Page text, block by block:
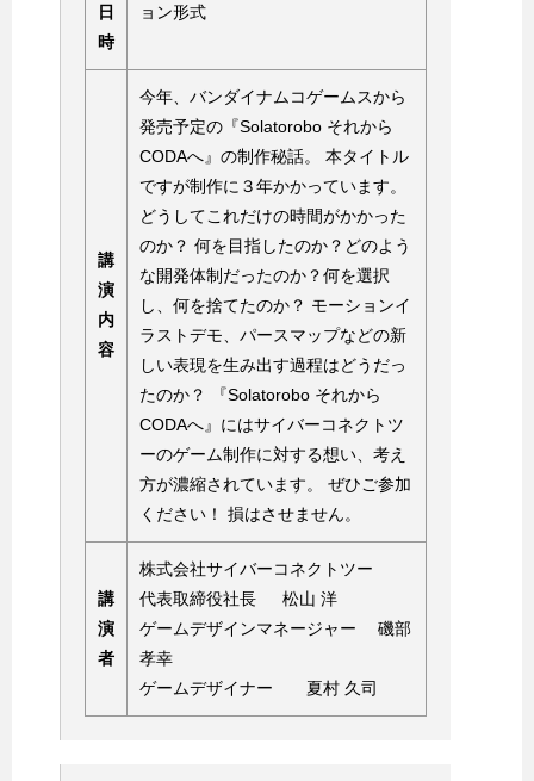
日
時
ョン形式
講
演
内
容
今年、バンダイナムコゲームスから
発売予定の『Solatorobo それから
CODAへ』の制作秘話。 本タイトル
ですが制作に３年かかっています。
どうしてこれだけの時間がかかった
のか？ 何を目指したのか？どのよう
な開発体制だったのか？何を選択
し、何を捨てたのか？ モーションイ
ラストデモ、パースマップなどの新
しい表現を生み出す過程はどうだっ
たのか？ 『Solatorobo それから
CODAへ』にはサイバーコネクトツ
ーのゲーム制作に対する想い、考え
方が濃縮されています。 ぜひご参加
ください！ 損はさせません。
講
演
者
株式会社サイバーコネクトツー
代表取締役社長 松山 洋
ゲームデザインマネージャー 磯部
孝幸
ゲームデザイナー 夏村 久司